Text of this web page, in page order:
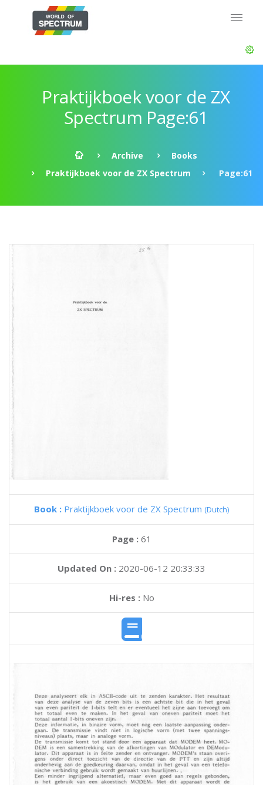
Praktijkboek voor de ZX
Spectrum Page:61
Archive
Books
Praktijkboek voor de ZX Spectrum
Page:61
Book : Praktijkboek voor de ZX Spectrum (Dutch)
Page : 61
Updated On : 2020-06-12 20:33:33
Hi-res :No